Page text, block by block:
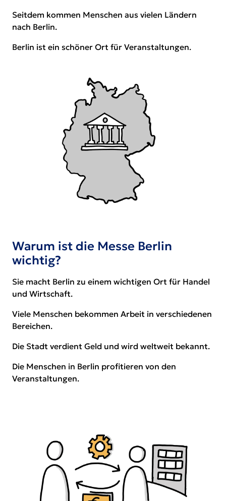
Seitdem kommen Menschen aus vielen Ländern
nach Berlin.
Berlin ist ein schöner Ort für Veranstaltungen.
Warum ist die Messe Berlin
wichtig?
Sie macht Berlin zu einem wichtigen Ort für Handel
und Wirtschaft.
Viele Menschen bekommen Arbeit in verschiedenen
Bereichen.
Die Stadt verdient Geld und wird weltweit bekannt.
Die Menschen in Berlin profitieren von den
Veranstaltungen.